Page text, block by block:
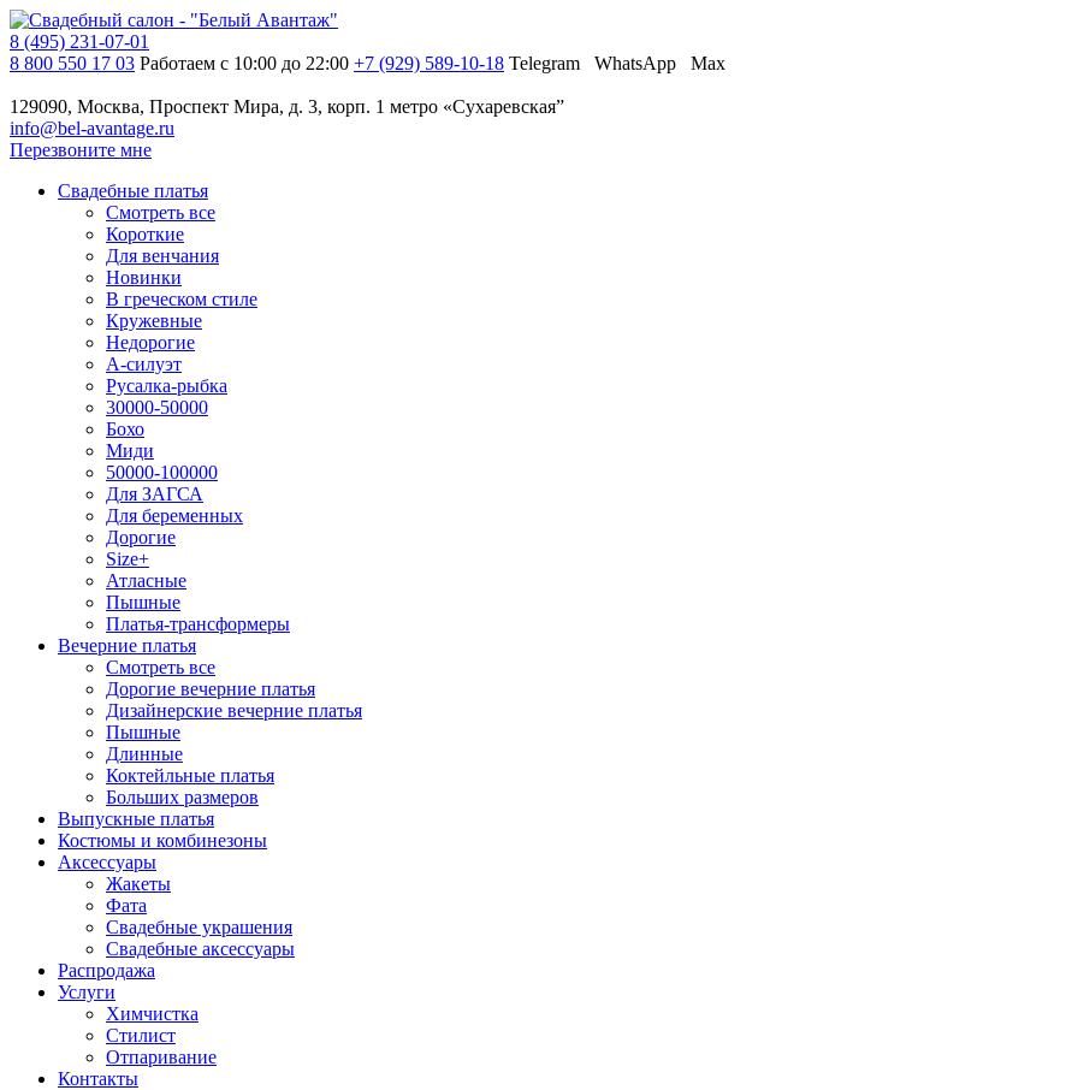
8 (495) 231-07-01
8 800 550 17 03 Работаем с 10:00 до 22:00 +7 (929) 589-10-18 Telegram WhatsApp Max
129090, Москва, Проспект Мира, д. 3, корп. 1 метро «Сухаревская”
info@bel-avantage.ru
Перезвоните мне
Свадебные платья
Смотреть все
Короткие
Для венчания
Новинки
В греческом стиле
Кружевные
Недорогие
А-силуэт
Русалка-рыбка
30000-50000
Бохо
Миди
50000-100000
Для ЗАГСА
Для беременных
Дорогие
Size+
Атласные
Пышные
Платья-трансформеры
Вечерние платья
Смотреть все
Дорогие вечерние платья
Дизайнерские вечерние платья
Пышные
Длинные
Коктейльные платья
Больших размеров
Выпускные платья
Костюмы и комбинезоны
Аксессуары
Жакеты
Фата
Свадебные украшения
Свадебные аксессуары
Распродажа
Услуги
Химчистка
Стилист
Отпаривание
Контакты